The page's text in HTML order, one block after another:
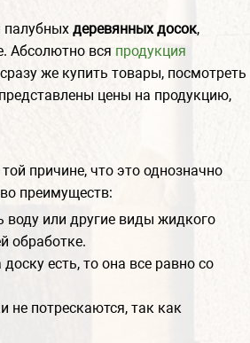
палубных деревянных досок,
Абсолютно вся продукция
же купить товары, посмотреть
цены на продукцию,
причине, что это однозначно
преимуществ:
воду или другие виды жидкого
обработке.
есть, то она все равно со
потрескаются, так как